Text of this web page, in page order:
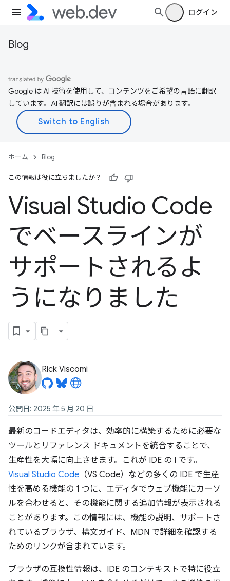
ログイン
Blog
Google は AI 技術を使用して、コンテンツをご希望の言語に翻訳
しています。AI 翻訳には誤りが含まれる場合があります。
ホーム Blog
この情報は役に立ちましたか？
Visual Studio Code
でベースラインが
サポートされるよ
うになりました
Rick Viscomi
公開日: 2025 年 5 月 20 日
最新のコードエディタは、効率的に構築するために必要な
ツールとリファレンス ドキュメントを統合することで、
生産性を大幅に向上させます。これが IDE の I です。
Visual Studio Code （VS Code）などの多くの IDE で生産
性を高める機能の 1 つに、エディタでウェブ機能にカーソ
ルを合わせると、その機能に関する追加情報が表示される
ことがあります。この情報には、機能の説明、サポートさ
れているブラウザ、構文ガイド、MDN で詳細を確認する
ためのリンクが含まれています。
ブラウザの互換性情報は、IDE のコンテキストで特に役立